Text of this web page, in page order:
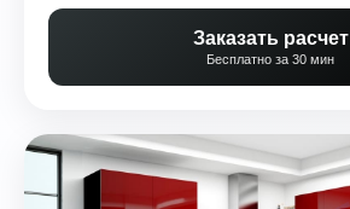
Заказать расчет
Бесплатно за 30 мин